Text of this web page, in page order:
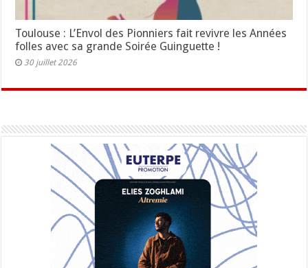
Toulouse : L’Envol des Pionniers fait revivre les Années
folles avec sa grande Soirée Guinguette !
30 juillet 2026